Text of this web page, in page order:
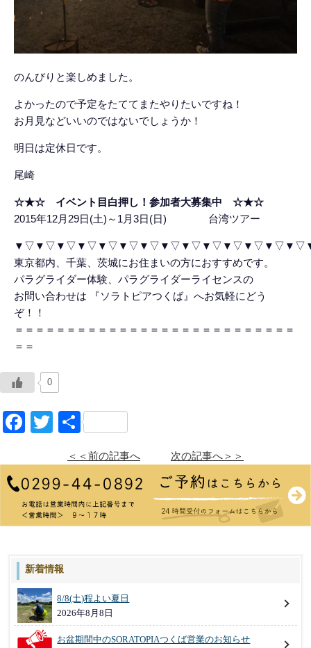
のんびりと楽しめました。
よかったので予定をたててまたやりたいですね！
お月見などいいのではないでしょうか！
明日は定休日です。
尾崎
☆★☆ イベント目白押し！参加者大募集中 ☆★☆
2015年12月29日(土)～1月3日(日) 台湾ツアー
東京都内、千葉、茨城にお住まいの方におすすめです。
パラグライダー体験、パラグライダーライセンスの
お問い合わせは 『ソラトピアつくば』へお気軽にどう
ぞ！！
＝＝＝＝＝＝＝＝＝＝＝＝＝＝＝＝＝＝＝＝＝＝＝＝＝＝＝
＝＝
0
Facebook
Twitter
共
＜＜前の記事へ 次の記事へ＞＞
新着情報
8/8(土)程よい夏日
2026年8月8日
お盆期間中のSORATOPIAつくば営業のお知らせ